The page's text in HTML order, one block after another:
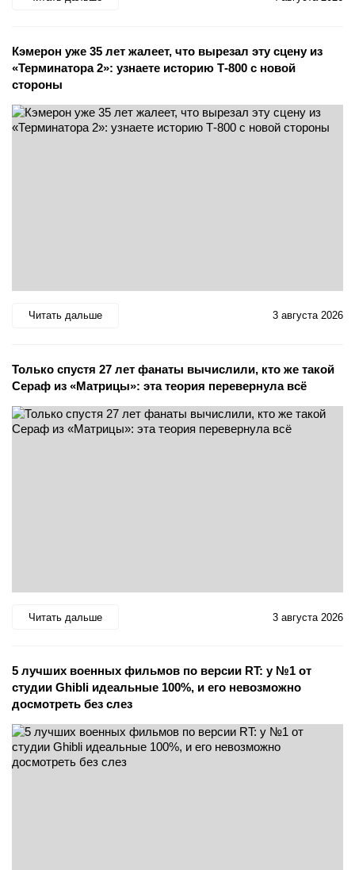
Кэмерон уже 35 лет жалеет, что вырезал эту сцену из
«Терминатора 2»: узнаете историю Т-800 с новой
стороны
Читать дальше 3 августа 2026
Только спустя 27 лет фанаты вычислили, кто же такой
Сераф из «Матрицы»: эта теория перевернула всё
Читать дальше 3 августа 2026
5 лучших военных фильмов по версии RT: у №1 от
студии Ghibli идеальные 100%, и его невозможно
досмотреть без слез